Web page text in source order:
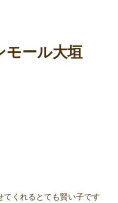
モール大垣
くれるとても賢い子です